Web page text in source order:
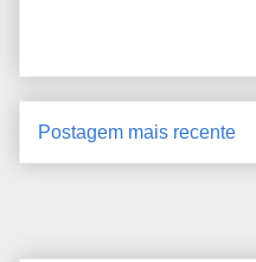
Postagem mais recente